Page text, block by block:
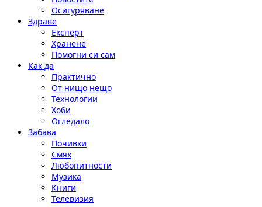
Осигуряване
Здраве
Експерт
Хранене
Помогни си сам
Как да
Практично
От нищо нещо
Технологии
Хоби
Огледало
Забава
Почивки
Смях
Любопитности
Музика
Книги
Телевизия